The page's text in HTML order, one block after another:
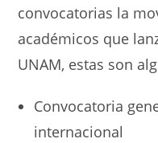
convocatorias la
académicos que
UNAM, estas son
Convocatoria
internacional